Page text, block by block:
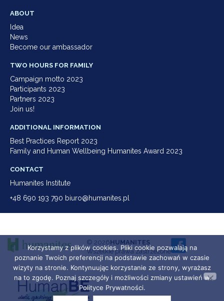
ABOUT
Idea
News
Become our ambassador
TWO HOURS FOR FAMILY
Campaign motto 2023
Participants 2023
Partners 2023
Join us!
ADDITIONAL INFORMATION
Best Practices Report 2023
Family and Human Wellbeing Humanites Award 2023
CONTACT
Humanites Institute
+48 690 193 790 biuro@humanites.pl
Korzystamy z plików cookies. Pliki cookie pozwalają na
poznanie Twoich preferencji na podstawie zachowań w czasie
wizyty na stronie. Kontynuując korzystanie ze strony, wyrażasz
na to zgodę. Poznaj szczegóły i możliwości zmiany ustawień w
Polityce Prywatności.
© 2026HUMANITES
Wszelkie prawa zastrzeżone